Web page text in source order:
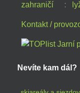
zahraničí :
Kontakt /
Nevíte kam dál?